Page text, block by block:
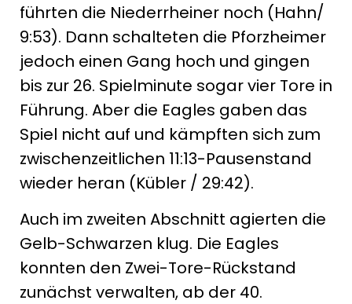
führten die Niederrheiner noch (Hahn/
9:53). Dann schalteten die Pforzheimer
jedoch einen Gang hoch und gingen
bis zur 26. Spielminute sogar vier Tore in
Führung. Aber die Eagles gaben das
Spiel nicht auf und kämpften sich zum
zwischenzeitlichen 11:13-Pausenstand
wieder heran (Kübler / 29:42).
Auch im zweiten Abschnitt agierten die
Gelb-Schwarzen klug. Die Eagles
konnten den Zwei-Tore-Rückstand
zunächst verwalten, ab der 40.